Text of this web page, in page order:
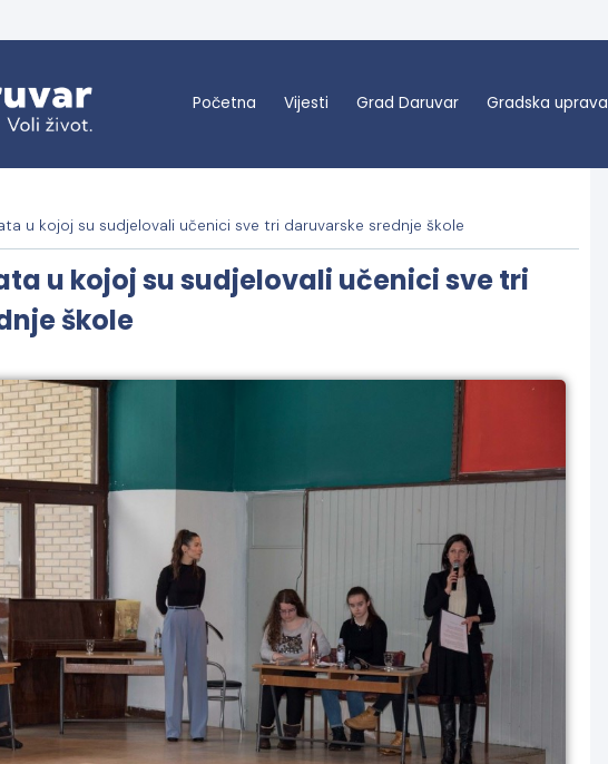
Početna Vijesti Grad Daruvar Gradska uprava
u kojoj su sudjelovali učenici sve tri daruvarske srednje škole
u kojoj su sudjelovali učenici sve tri
škole